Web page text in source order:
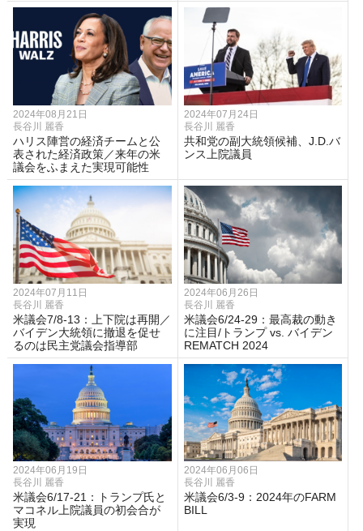
2024年08月21日
長谷川 麗香
ハリス陣営の経済チームと公
表された経済政策／来年の米
議会をふまえた実現可能性
2024年07月24日
長谷川 麗香
共和党の副大統領候補、J.D.バ
ンス上院議員
2024年07月11日
長谷川 麗香
米議会7/8-13：上下院は再開／
バイデン大統領に撤退を促せ
るのは民主党議会指導部
2024年06月26日
長谷川 麗香
米議会6/24-29：最高裁の動き
に注目/トランプ vs. バイデン
REMATCH 2024
2024年06月19日
長谷川 麗香
米議会6/17-21：トランプ氏と
マコネル上院議員の初会合が
実現
2024年06月06日
長谷川 麗香
米議会6/3-9：2024年のFARM
BILL